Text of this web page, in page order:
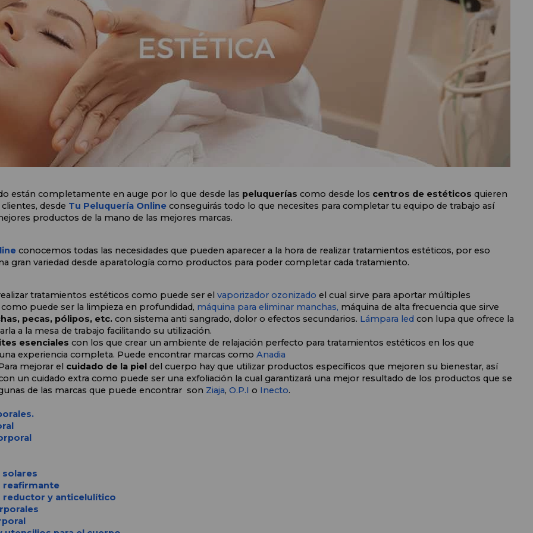
están completamente en auge por lo que desde las peluquerías como desde los centros de estéticos quieren
desde Tu Peluquería Online conseguirás todo lo que necesites para completar tu equipo de trabajo así
productos de la mano de las mejores marcas.
conocemos todas las necesidades que pueden aparecer a la hora de realizar tratamientos estéticos, por eso
gran variedad desde aparatología como productos para poder completar cada tratamiento.
tratamientos estéticos como puede ser el vaporizador ozonizado
puede ser la limpieza en profundidad, máquina para eliminar manchas, máquina de alta frecuencia que sirve
pecas, pólipos, etc. con sistema anti sangrado, dolor o efectos secundarios. Lámpara led con lupa que ofrece la
a la mesa de trabajo facilitando su utilización.
esenciales con los que crear un ambiente de relajación perfecto para tratamientos estéticos en los que
experiencia completa. Puede encontrar marcas como Anadia
mejorar el cuidado de la piel del cuerpo hay que utilizar productos específicos que mejoren su bienestar, así
un cuidado extra como puede ser una exfoliación la cual garantizará una mejor resultado de los productos que se
de las marcas que puede encontrar  son Ziaja, O.P.I o Inecto.
reafirmante
y anticelulítico